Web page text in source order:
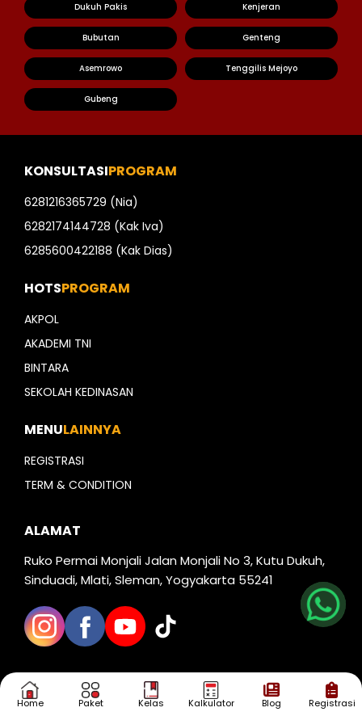
Home Paket Kelas Kalkulator Blog Registrasi
Dukuh Pakis Kenjeran
Bubutan Genteng
Asemrowo Tenggilis Mejoyo
Gubeng
Kak Iva
Kak Dias
KONSULTASIPROGRAM
6281216365729 (Nia)
6282174144728 (Kak Iva)
6285600422188 (Kak Dias)
HOTSPROGRAM
AKPOL
AKADEMI TNI
BINTARA
SEKOLAH KEDINASAN
MENULAINNYA
REGISTRASI
TERM & CONDITION
ALAMAT
Ruko Permai Monjali Jalan Monjali No 3, Kutu Dukuh,
Sinduadi, Mlati, Sleman, Yogyakarta 55241
TELAH DILIPUT